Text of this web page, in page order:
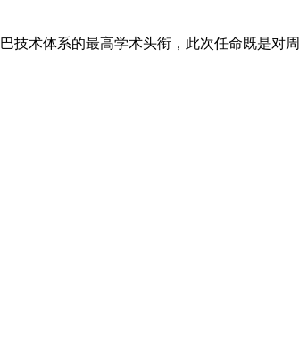
技术体系的最高学术头衔，此次任命既是对周